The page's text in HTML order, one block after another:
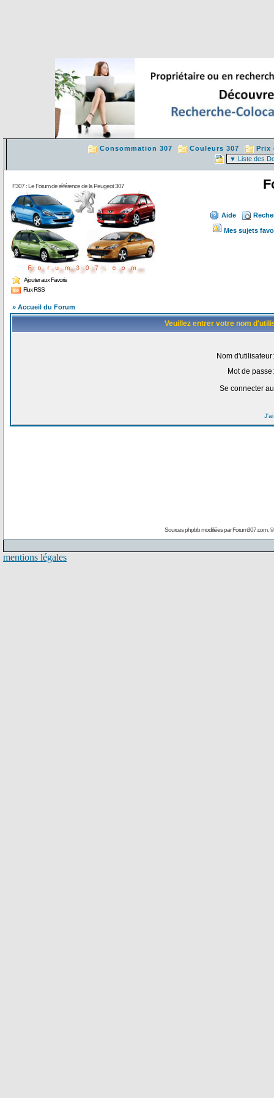
Consommation 307 Couleurs 307 Prix
F307 : Le Forum de référence de la Peugeot 307
Ajouter aux Favoris
Flux RSS
Aide
Mes sujets
» Accueil du Forum
Veuillez entrer votre nom
Nom d'utilisateur:
Mot de passe:
Se connecter
Sources phpbb modifiées parForum307.com, ©
mentions légales